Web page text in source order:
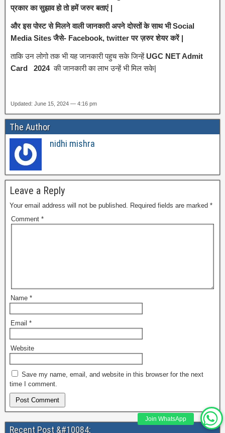
Join WhatsApp
प्रकार का सुझाव हो तो हमें जरुर बताएं |
और इस पोस्ट से मिलने वाली जानकारी अपने दोस्तों के साथ भी Social
Media Sites जैसे- Facebook, twitter पर ज़रुर शेयर करें |
ताकि उन लोगो तक भी यह जानकारी पहुच सके जिन्हें UGC NET Admit
Card 2024की जानकारी का लाभ उन्हें भी मिल सके|
Updated: June 15, 2024 — 4:16 pm
The Author
nidhi mishra
Leave a Reply
Your email address will not be published. Required fields are marked *
Comment *
Name *
Email *
Website
Save my name, email, and website in this browser for the next
time I comment.
Recent Post &#10084;